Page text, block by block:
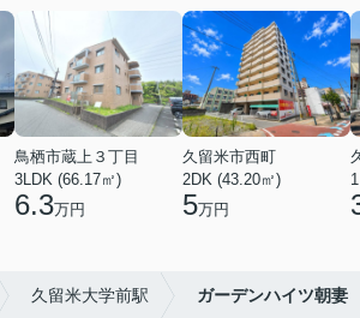
鳥栖市蔵上３丁目
3LDK (66.17㎡)
6.3万円
久留米市西町
2DK (43.20㎡)
5万円
久留米大学前駅 ガーデンハイツ朝妻